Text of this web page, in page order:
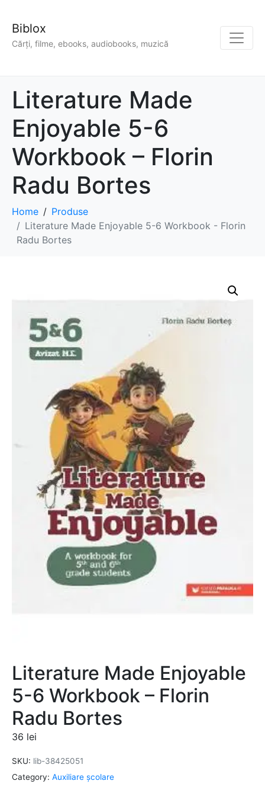
Biblox
Cărți, filme, ebooks, audiobooks, muzică
Literature Made
Enjoyable 5-6
Workbook – Florin
Radu Bortes
Home
Produse
Literature Made Enjoyable 5-6 Workbook - Florin
Radu Bortes
Literature Made Enjoyable
5-6 Workbook – Florin
Radu Bortes
36 lei
SKU: lib-38425051
Category: Auxiliare şcolare